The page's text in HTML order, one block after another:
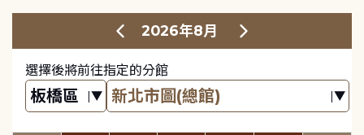
2026年8月
選擇後將前往指定的分館